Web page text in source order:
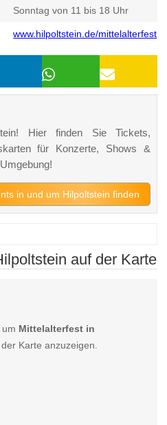
Sonntag von 11 bis 18 Uhr
www.hilpoltstein.de/mittelalterfest
Hier finden Sie Tickets,
für Konzerte, Shows &
in und um Hilpoltstein finden
auf der Karte
um Mittelalterfest in
Karte anzuzeigen.